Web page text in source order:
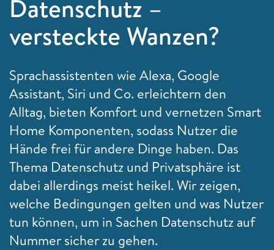
Datenschutz –
versteckte Wanzen?
Sprachassistenten wie Alexa, Google
Assistant, Siri und Co. erleichtern den
Alltag, bieten Komfort und vernetzen Smart
Home Komponenten, sodass Nutzer die
Hände frei für andere Dinge haben. Das
Thema Datenschutz und Privatsphäre ist
dabei allerdings meist heikel. Wir zeigen,
welche Bedingungen gelten und was Nutzer
tun können, um in Sachen Datenschutz auf
Nummer sicher zu gehen.